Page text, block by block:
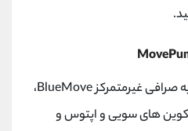
MovePump به لطف اتصال به صرافی غیرمتمرکز BlueMove،
های سویی و اپتوس و